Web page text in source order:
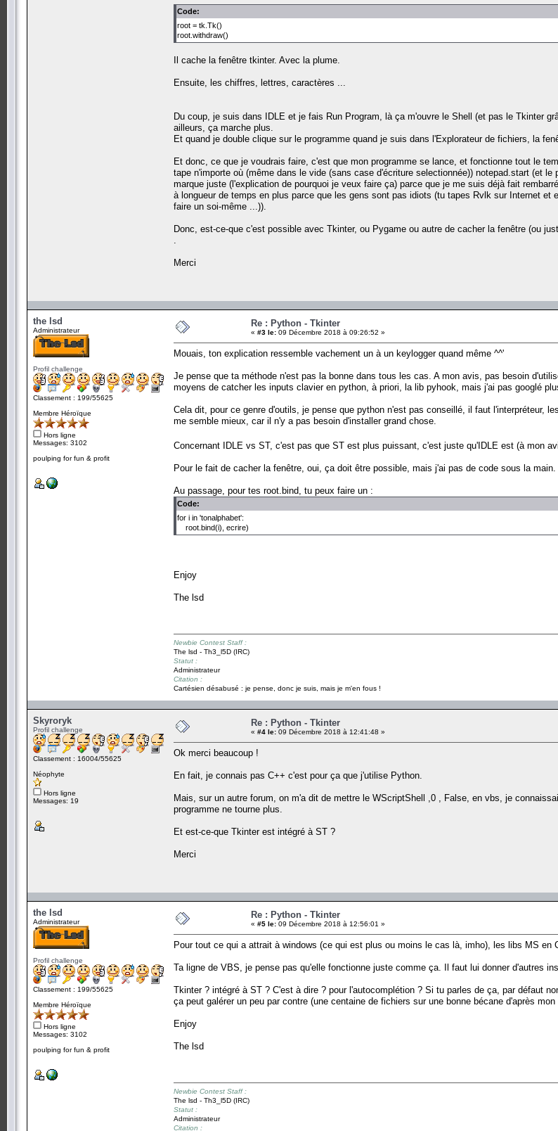
root.bind('s', ecrire)
root.bind('t', ecrire)
root.bind('u', ecrire)
root.bind('v', ecrire)
root.bind('x', ecrire)
root.bind('y', ecrire)
root.bind('0', ecrire)
root.bind('3', ecrire)
root.bind('4', ecrire)
root.bind('5', ecrire)
root.bind('6', ecrire)
root.bind('8', ecrire)
root.bind('9', ecrire)
root.bind('<space>', ecrire)
root.bind('A', ecrire)
root.bind('B', ecrire)
root.bind('D', ecrire)
root.bind('E', ecrire)
root.bind('H', ecrire)
root.bind('L', ecrire)
root.bind('M', ecrire)
root.bind('N', ecrire)
root.bind('O', ecrire)
root.bind('P', ecrire)
root.bind('Q', ecrire)
root.bind('R', ecrire)
root.bind('S', ecrire)
root.bind('T', ecrire)
root.bind('U', ecrire)
root.bind('W', ecrire)
root.bind('X', ecrire)
root.bind('Z', ecrire)
root.bind('.', ecrire)
root.bind('?', ecrire)
root.mainloop()
Code:
root = tk.Tk()
root.withdraw()
Il cache la fenêtre tkinter. Avec la plume.
Ensuite, les chiffres, lettres, caractères ...
Du coup, je suis dans IDLE et je fais Run Program, là ça m'ouvre le Shell (et pas le Tkinter
ailleurs, ça marche plus.
Et quand je double clique sur le programme quand je suis dans l'Explorateur de fichiers, la
Et donc, ce que je voudrais faire, c'est que mon programme se lance, et fonctionne tout le
tape n'importe où (même dans le vide (sans case d'écriture selectionnée)) notepad.start (et
marque juste (l'explication de pourquoi je veux faire ça) parce que je me suis déjà fait
à longueur de temps en plus parce que les gens sont pas idiots (tu tapes Rvlk sur Internet
faire un soi-même ...)).
Donc, est-ce-que c'est possible avec Tkinter, ou Pygame ou autre de cacher la fenêtre (ou
Merci
the lsd
Administrateur
Profil challenge
Classement : 199/55625
Membre Héroïque
Hors ligne
Messages: 3102
poulping for fun & profit
Re : Python - Tkinter
« #3 le: 09 Décembre 2018 à 09:26:52 »
Mouais, ton explication ressemble vachement un à un keylogger quand même ^^'
Je pense que ta méthode n'est pas la bonne dans tous les cas. A mon avis, pas besoin
moyens de catcher les inputs clavier en python, à priori, la lib pyhook, mais j'ai pas googlé
Cela dit, pour ce genre d'outils, je pense que python n'est pas conseillé, il faut l'interpréteur,
me semble mieux, car il n'y a pas besoin d'installer grand chose.
Concernant IDLE vs ST, c'est pas que ST est plus puissant, c'est juste qu'IDLE est (à mon
Pour le fait de cacher la fenêtre, oui, ça doit être possible, mais j'ai pas de code sous la main.
Au passage, pour tes root.bind, tu peux faire un :
Code:
for i in 'tonalphabet':
root.bind(i), ecrire)
Enjoy
The lsd
Newbie Contest Staff :
The lsd - Th3_l5D (IRC)
Statut :
Administrateur
Citation :
Cartésien désabusé : je pense, donc je suis, mais je m'en fous !
Skyroryk
Profil challenge
Classement : 16004/55625
Néophyte
Hors ligne
Messages: 19
Re : Python - Tkinter
« #4 le: 09 Décembre 2018 à 12:41:48 »
Ok merci beaucoup !
En fait, je connais pas C++ c'est pour ça que j'utilise Python.
Mais, sur un autre forum, on m'a dit de mettre le WScriptShell ,0 , False, en vbs, je
programme ne tourne plus.
Et est-ce-que Tkinter est intégré à ST ?
Merci
the lsd
Administrateur
Profil challenge
Classement : 199/55625
Membre Héroïque
Hors ligne
Messages: 3102
poulping for fun & profit
Re : Python - Tkinter
« #5 le: 09 Décembre 2018 à 12:56:01 »
Pour tout ce qui a attrait à windows (ce qui est plus ou moins le cas là, imho), les libs MS en
Ta ligne de VBS, je pense pas qu'elle fonctionne juste comme ça. Il faut lui donner d'autres
Tkinter ? intégré à ST ? C'est à dire ? pour l'autocomplétion ? Si tu parles de ça, par défaut
ça peut galérer un peu par contre (une centaine de fichiers sur une bonne bécane d'après
Enjoy
The lsd
Newbie Contest Staff :
The lsd - Th3_l5D (IRC)
Statut :
Administrateur
Citation :